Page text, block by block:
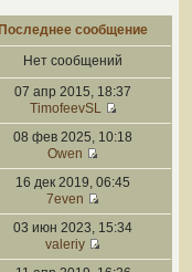
Последнее сообщение
Нет сообщений
07 апр 2015, 18:37
TimofeevSL
08 фев 2025, 10:18
Owen
16 дек 2019, 06:45
7even
03 июн 2023, 15:34
valeriy